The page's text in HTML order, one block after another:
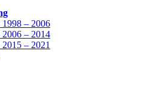
– 2006
– 2014
– 2021